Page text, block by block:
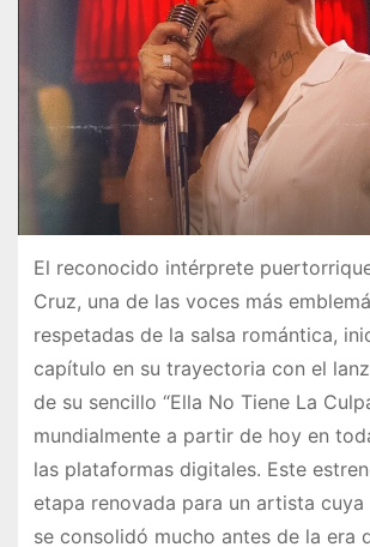
El reconocido intérprete
Cruz, una de las voces más
respetadas de la salsa romántica,
capítulo en su trayectoria con el
de su sencillo “Ella No Tiene La
mundialmente a partir de hoy en
las plataformas digitales. Este
etapa renovada para un artista cuya
se consolidó mucho antes de la era